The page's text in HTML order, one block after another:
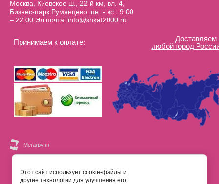
Москва, Киевское ш., 22-й км, вл. 4,
Бизнес-парк Румянцево. пн. - вс.: 9:00
– 22:00 Эл.почта: info@shkaf2000.ru
Принимаем к оплате:
Доставляем
любой город
Этот сайт использует cookie-файлы и
другие технологии для улучшения его